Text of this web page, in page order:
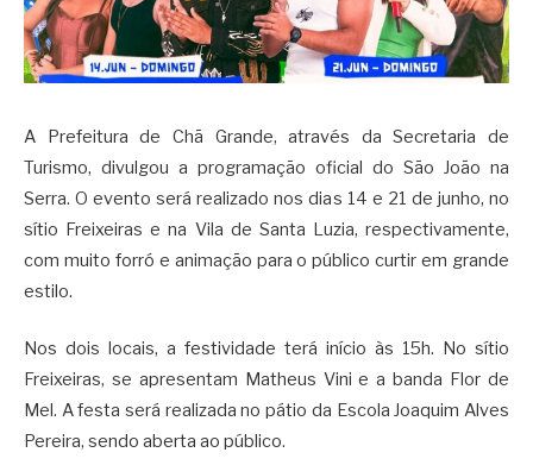
A Prefeitura de Chã Grande, através da Secretaria de
Turismo, divulgou a programação oficial do São João na
Serra. O evento será realizado nos dias 14 e 21 de junho, no
sítio Freixeiras e na Vila de Santa Luzia, respectivamente,
com muito forró e animação para o público curtir em grande
estilo.
Nos dois locais, a festividade terá início às 15h. No sítio
Freixeiras, se apresentam Matheus Vini e a banda Flor de
Mel. A festa será realizada no pátio da Escola Joaquim Alves
Pereira, sendo aberta ao público.